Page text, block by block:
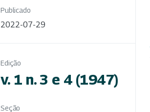
Publicado
2022-07-29
Edição
v. 1 n. 3 e 4 (1947)
Seção